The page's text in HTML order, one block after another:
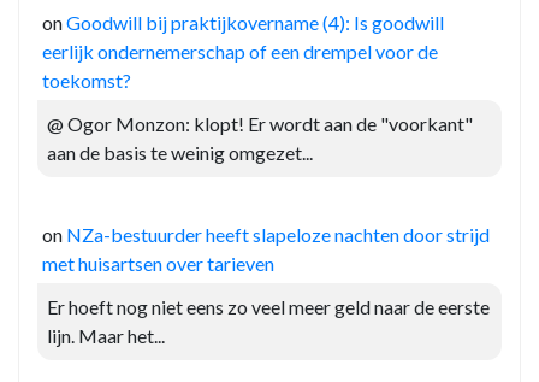
onGoodwill bij praktijkovername (4): Is goodwill
eerlijk ondernemerschap of een drempel voor de
toekomst?
@ Ogor Monzon: klopt! Er wordt aan de "voorkant"
aan de basis te weinig omgezet...
on NZa-bestuurder heeft slapeloze nachten door strijd
met huisartsen over tarieven
Er hoeft nog niet eens zo veel meer geld naar de eerste
lijn. Maar het...